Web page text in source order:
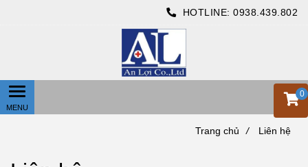
HOTLINE: 0938.439.802
0
Trang chủ / Liên hệ